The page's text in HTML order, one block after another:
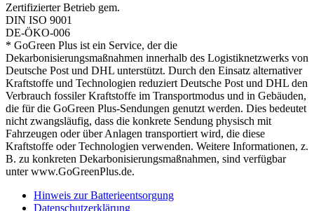
Zertifizierter Betrieb gem.
DIN ISO 9001
DE-ÖKO-006
* GoGreen Plus ist ein Service, der die
Dekarbonisierungsmaßnahmen innerhalb des Logistiknetzwerks von
Deutsche Post und DHL unterstützt. Durch den Einsatz alternativer
Kraftstoffe und Technologien reduziert Deutsche Post und DHL den
Verbrauch fossiler Kraftstoffe im Transportmodus und in Gebäuden,
die für die GoGreen Plus-Sendungen genutzt werden. Dies bedeutet
nicht zwangsläufig, dass die konkrete Sendung physisch mit
Fahrzeugen oder über Anlagen transportiert wird, die diese
Kraftstoffe oder Technologien verwenden. Weitere Informationen, z.
B. zu konkreten Dekarbonisierungsmaßnahmen, sind verfügbar
unter www.GoGreenPlus.de.
Hinweis zur Batterieentsorgung
Datenschutzerklärung